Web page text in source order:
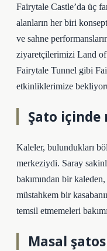
Fairytale Castle’da üç
alanların her biri
ve sahne
ziyaretçilerimizi Land
Fairytale Tunnel gibi
etkinliklerimize
Şato içinde
Kaleler, bulundukları
merkeziydi. Saray
bakımından bir
müstahkem bir
temsil etmemeleri
Masal